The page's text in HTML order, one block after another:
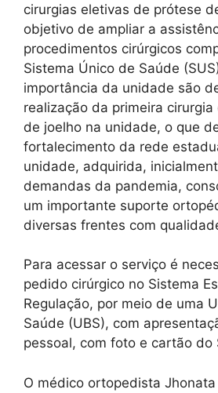
cirurgias eletivas de prótese
objetivo de ampliar a
procedimentos cirúrgicos
Sistema Único de Saúde
importância da unidade são
realização da primeira
de joelho na unidade, o que
fortalecimento da rede
unidade, adquirida,
demandas da pandemia,
um importante suporte
diversas frentes com
Para acessar o serviço é
pedido cirúrgico no Sistema
Regulação, por meio de uma
Saúde (UBS), com
pessoal, com foto e cartão do
O médico ortopedista